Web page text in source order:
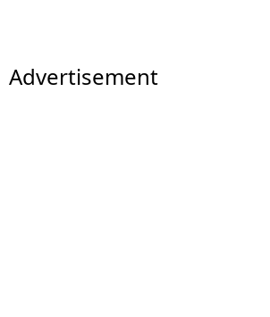
Advertisement